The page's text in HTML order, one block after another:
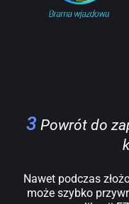
3 Powrót do
Nawet podczas
może szybko